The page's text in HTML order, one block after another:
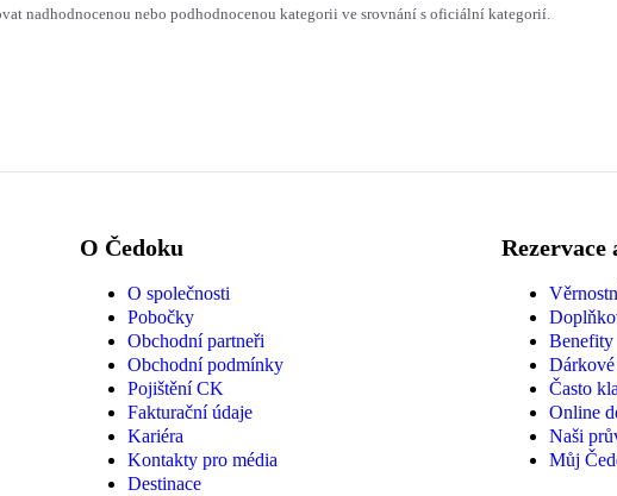
nadhodnocenou nebo podhodnocenou kategorii ve srovnání s oficiální kategorií.
O Čedoku
O společnosti
Pobočky
Obchodní partneři
Obchodní podmínky
Pojištění CK
Fakturační údaje
Kariéra
Kontakty pro média
Destinace
Rezervace
Benefity
Často
Online
Naši
Můj